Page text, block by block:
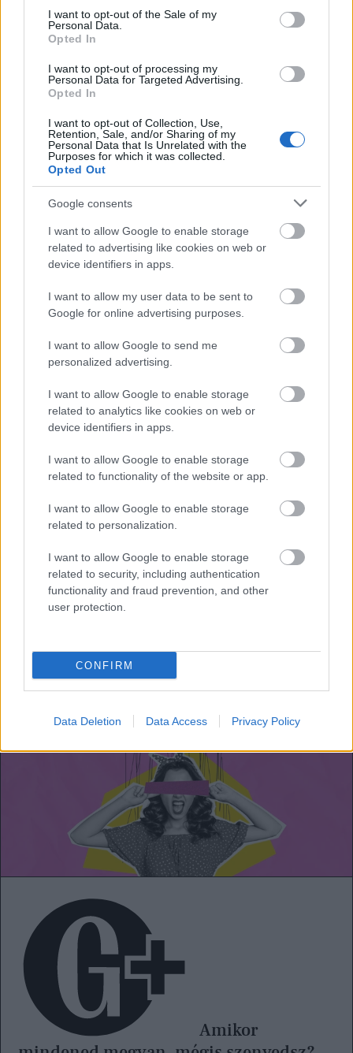
consent section.
I want to opt-out of the Sale of my
Personal Data.
Opted In
I want to opt-out of processing my
Personal Data for Targeted Advertising.
Opted In
I want to opt-out of Collection, Use,
Retention, Sale, and/or Sharing of my
Personal Data that Is Unrelated with the
Purposes for which it was collected.
Opted Out
Google consents
I want to allow Google to enable storage
related to advertising like cookies on web or
device identifiers in apps.
I want to allow my user data to be sent to
Google for online advertising purposes.
I want to allow Google to send me
personalized advertising.
I want to allow Google to enable storage
related to analytics like cookies on web or
device identifiers in apps.
I want to allow Google to enable storage
related to functionality of the website or app.
I want to allow Google to enable storage
related to personalization.
I want to allow Google to enable storage
related to security, including authentication
functionality and fraud prevention, and other
user protection.
CONFIRM
Data Deletion Data Access Privacy Policy
Gyakori a munkamánia,
hiányzó apa-kép miatti
párkapcsolatra.
A szülők válása vagy az apa halála is okozhat
apasebet?
Abszolút. Az árvaság, az apa korai elvesztése az
legdrámaibb apaseb, mert azonnali és
tartós fizikai-érzelmi hiányérzetet okoz. Minél
fiatalabb a gyermek, annál tátongóbb a lelkében
az űr, a hiány. Ha vannak jó emlékek az apáról,
és jó volt a kapcsolat, amihez vissza lehet nyúlni,
az segíti az érzelmi feldolgozást. A válás
Egyrészt itt is fizikai hiány keletkezik, másrészt a
gyermek úgy érezheti, hogy az apa azért ment el,
A gyermek mindig magát okolja a
szülei válásáért.Bántalmazó apa esetében az is
sebet hagyhat, hogy az anya nem védte meg, és ő
sem tudta az anyát megvédeni.